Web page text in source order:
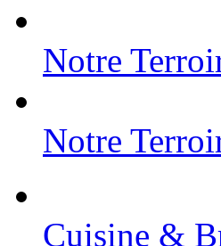
Notre
Notre
Cuisine &